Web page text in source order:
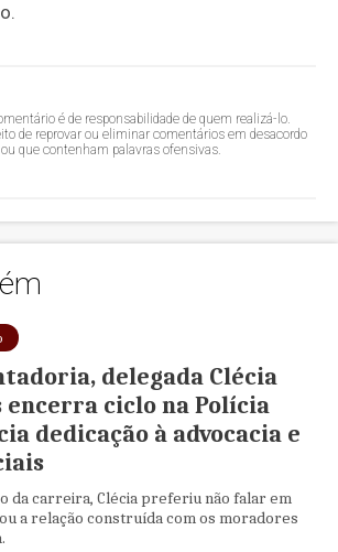
é de responsabilidade de quem realizá-lo.
de reprovar ou eliminar comentários em desacordo
que contenham palavras ofensivas.
delegada Clécia
encerra ciclo na Polícia
dedicação à advocacia e
da carreira, Clécia preferiu não falar em
a relação construída com os moradores